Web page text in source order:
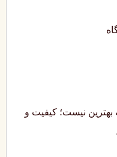
بهترین نیست؛ کیفیت و